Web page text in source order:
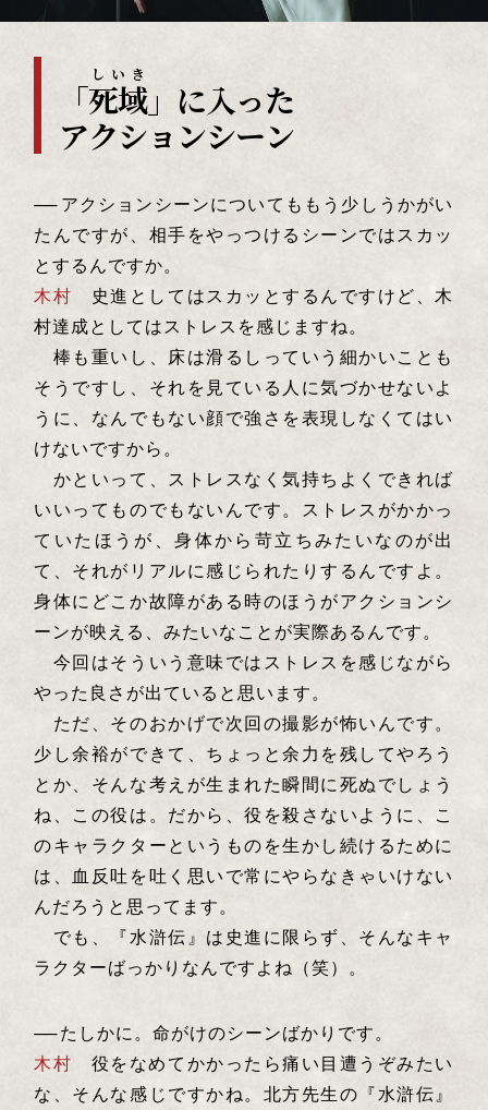
「死域
しいき
」に入った
アクションシーン
── アクションシーンについてももう少しうかがい
たんですが、相手をやっつけるシーンではスカッ
とするんですか。
木村 史進としてはスカッとするんですけど、木
村達成としてはストレスを感じますね。
棒も重いし、床は滑るしっていう細かいことも
そうですし、それを見ている人に気づかせないよ
うに、なんでもない顔で強さを表現しなくてはい
けないですから。
かといって、ストレスなく気持ちよくできれば
いいってものでもないんです。ストレスがかかっ
ていたほうが、身体から苛立ちみたいなのが出
て、それがリアルに感じられたりするんですよ。
身体にどこか故障がある時のほうがアクションシ
ーンが映える、みたいなことが実際あるんです。
今回はそういう意味ではストレスを感じながら
やった良さが出ていると思います。
ただ、そのおかげで次回の撮影が怖いんです。
少し余裕ができて、ちょっと余力を残してやろう
とか、そんな考えが生まれた瞬間に死ぬでしょう
ね、この役は。だから、役を殺さないように、こ
のキャラクターというものを生かし続けるために
は、血反吐を吐く思いで常にやらなきゃいけない
んだろうと思ってます。
でも、『水滸伝』は史進に限らず、そんなキャ
ラクターばっかりなんですよね（笑）。
── たしかに。命がけのシーンばかりです。
木村 役をなめてかかったら痛い目遭うぞみたい
な、そんな感じですかね。北方先生の『水滸伝』